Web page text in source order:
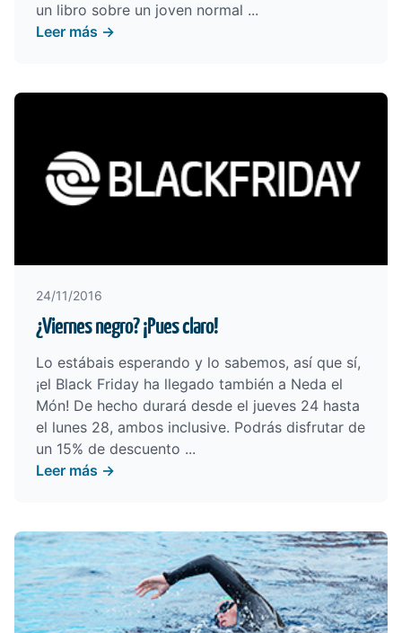
un libro sobre un joven normal ...
Leer más →
24/11/2016
¿Viernes negro? ¡Pues claro!
Lo estábais esperando y lo sabemos, así que sí,
¡el Black Friday ha llegado también a Neda el
Món! De hecho durará desde el jueves 24 hasta
el lunes 28, ambos inclusive. Podrás disfrutar de
un 15% de descuento ...
Leer más →